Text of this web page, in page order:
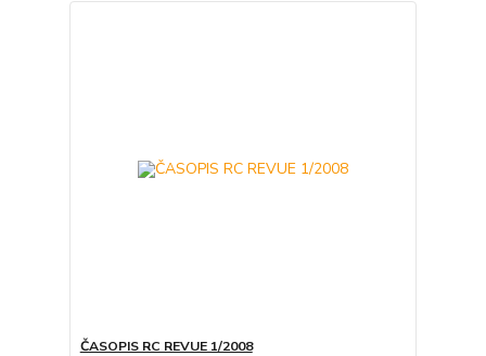
ČASOPIS RC REVUE 1/2008